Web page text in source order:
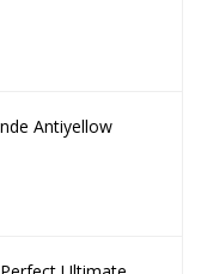
Antiyellow